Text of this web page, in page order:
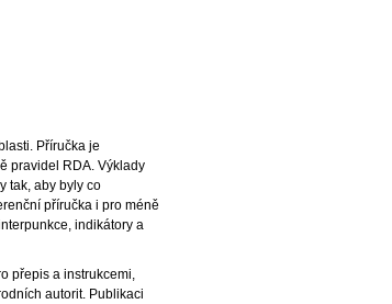
Příručka je
pravidel RDA. Výklady
tak, aby byly co
příručka i pro méně
indikátory a
přepis a instrukcemi,
autorit. Publikaci